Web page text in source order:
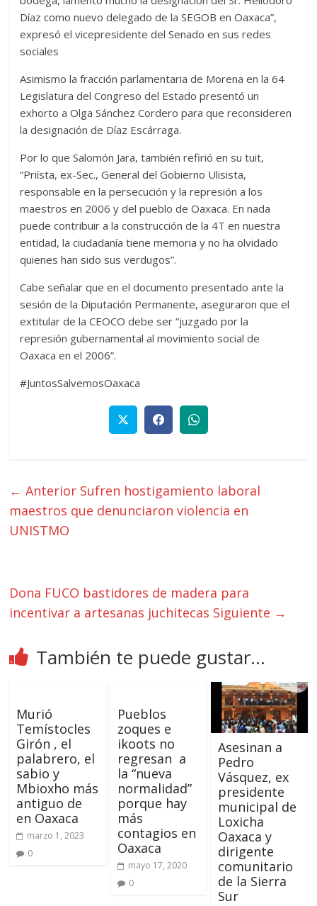
Díaz como nuevo delegado de la SEGOB en Oaxaca”,
expresó el vicepresidente del Senado en sus redes
sociales
Asimismo la fracción parlamentaria de Morena en la 64
Legislatura del Congreso del Estado presentó un
exhorto a Olga Sánchez Cordero para que reconsideren
la designación de Díaz Escárraga.
Por lo que Salomón Jara, también refirió en su tuit,
“Priísta, ex-Sec., General del Gobierno Ulisista,
responsable en la persecución y la represión a los
maestros en 2006 y del pueblo de Oaxaca. En nada
puede contribuir a la construcción de la 4T en nuestra
entidad, la ciudadanía tiene memoria y no ha olvidado
quienes han sido sus verdugos”.
Cabe señalar que en el documento presentado ante la
sesión de la Diputación Permanente, aseguraron que el
extitular de la CEOCO debe ser “juzgado por la
represión gubernamental al movimiento social de
Oaxaca en el 2006”.
#JuntosSalvemosOaxaca
← Anterior Sufren hostigamiento laboral
maestros que denunciaron violencia en
UNISTMO
Dona FUCO bastidores de madera para
incentivar a artesanas juchitecas Siguiente →
También te puede gustar...
Murió
Temístocles
Girón , el
palabrero, el
sabio y
Mbioxho más
antiguo de
en Oaxaca
marzo 1, 2023
0
Pueblos
zoques e
ikoots no
regresan a
la “nueva
normalidad”
porque hay
más
contagios en
Oaxaca
mayo 17, 2020
0
Asesinan a
Pedro
Vásquez, ex
presidente
municipal de
Loxicha
Oaxaca y
dirigente
comunitario
de la Sierra
Sur